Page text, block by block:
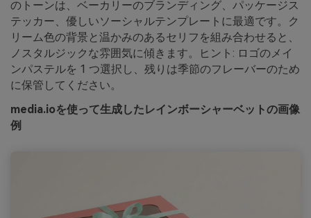
のトーンは、ベーカリーのブランディング、パッケージス
テッカー、優しいソーシャルテンプレートに最適です。ク
リーム色の背景と温かみのあるセリフを組み合わせると、
ノスタルジックな雰囲気に傾きます。ヒント: ロゴのメイ
ンパステルを 1 つ選択し、残りは季節のフレーバーのため
に保管してください。
media.ioを使って生成したレインボーシャーベットの画像
例